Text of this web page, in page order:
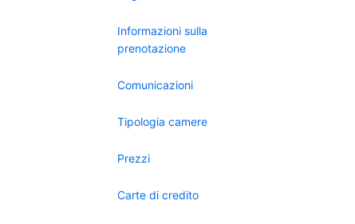
Informazioni sulla
prenotazione
Comunicazioni
Tipologia camere
Prezzi
Carte di credito